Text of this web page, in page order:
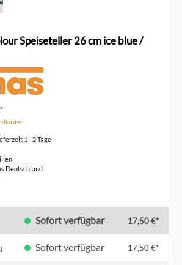
Speiseteller 26 cm ice blue /
1 - 2 Tage
Deutschland
Sofort verfügbar 17,50 €*
Sofort verfügbar 17,50 €*